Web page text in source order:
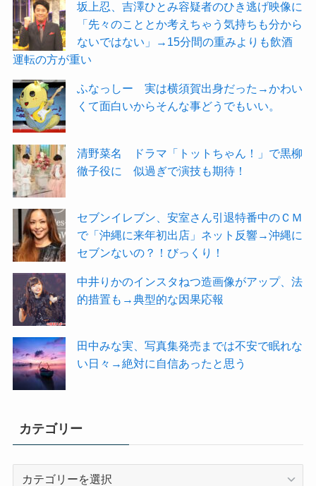
坂上忍、吉澤ひとみ容疑者のひき逃げ映像に
「先々のこととか考えちゃう気持ちも分から
ないではない」→15分間の重みよりも飲酒
運転の方が重い
ふなっしー 実は横須賀出身だった→かわい
くて面白いからそんな事どうでもいい。
清野菜名 ドラマ「トットちゃん！」で黒柳
徹子役に 似過ぎで演技も期待！
セブンイレブン、安室さん引退特番中のＣＭ
で「沖縄に来年初出店」ネット反響→沖縄に
セブンないの？！びっくり！
中井りかのインスタねつ造画像がアップ、法
的措置も→典型的な因果応報
田中みな実、写真集発売までは不安で眠れな
い日々→絶対に自信あったと思う
カテゴリー